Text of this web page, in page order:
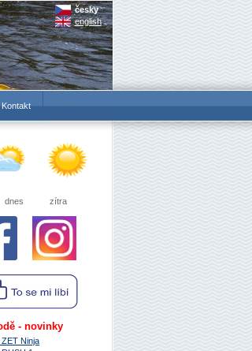
česky
english
Kontakt
dnes zítra
- novinky
Ninja